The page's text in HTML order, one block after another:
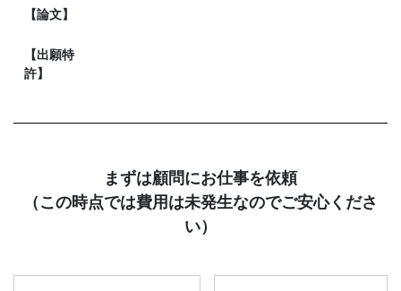
【論文】
【出願特
許】
まずは顧問にお仕事を依頼
（この時点では費用は未発生なのでご安心くださ
い）